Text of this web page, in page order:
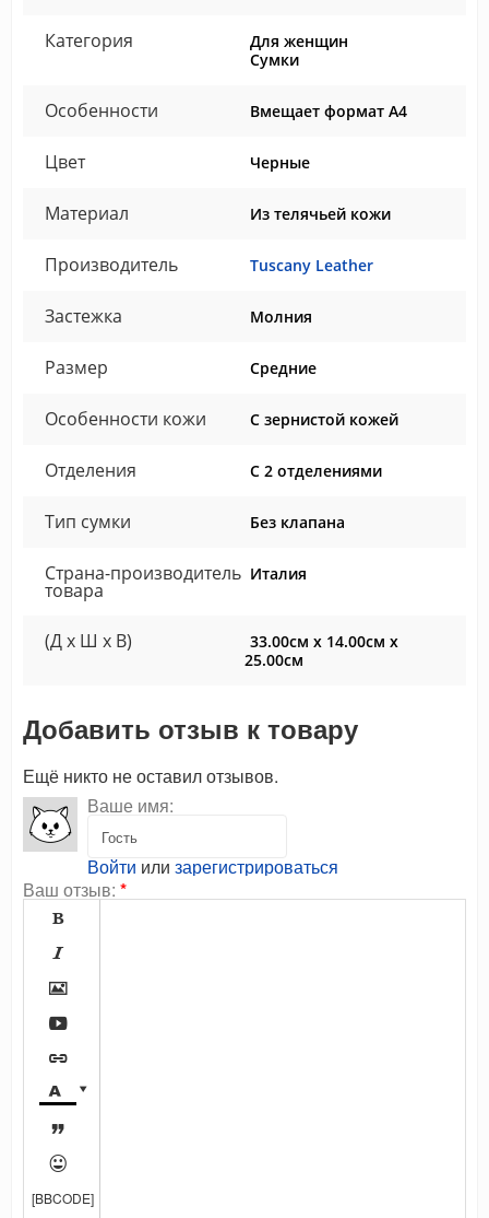
Категория
Для женщин
Сумки
Особенности Вмещает формат А4
Цвет Черные
Материал Из телячьей кожи
Производитель Tuscany Leather
Застежка Молния
Размер Средние
Особенности кожи С зернистой кожей
Отделения С 2 отделениями
Тип сумки Без клапана
Страна-производитель
товара
Италия
(Д x Ш x В)
33.00см x 14.00см x
25.00см
Добавить отзыв к товару
Ещё никто не оставил отзывов.
Ваше имя:
Войти или зарегистрироваться
Ваш отзыв: *









[BBCODE]